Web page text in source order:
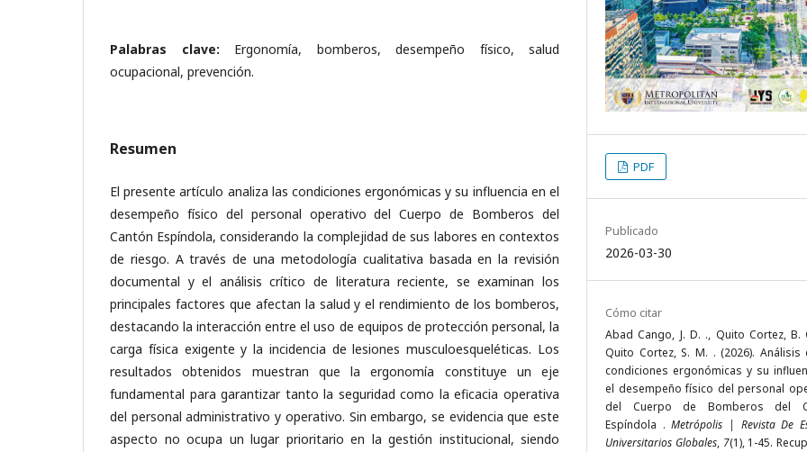
Palabras clave: Ergonomía, bomberos, desempeño físico, salud
ocupacional, prevención.
Resumen
El presente artículo analiza las condiciones ergonómicas y su influencia en el
desempeño físico del personal operativo del Cuerpo de Bomberos del
Cantón Espíndola, considerando la complejidad de sus labores en contextos
de riesgo. A través de una metodología cualitativa basada en la revisión
documental y el análisis crítico de literatura reciente, se examinan los
principales factores que afectan la salud y el rendimiento de los bomberos,
destacando la interacción entre el uso de equipos de protección personal, la
carga física exigente y la incidencia de lesiones musculoesqueléticas. Los
resultados obtenidos muestran que la ergonomía constituye un eje
fundamental para garantizar tanto la seguridad como la eficacia operativa
del personal administrativo y operativo. Sin embargo, se evidencia que este
aspecto no ocupa un lugar prioritario en la gestión institucional, siendo
PDF
Publicado
2026-03-30
Cómo citar
Abad Cango, J. D. ., Quito Cortez, B.
Quito Cortez, S. M. . (2026). Análisis
condiciones ergonómicas y su
el desempeño físico del personal
del Cuerpo de Bomberos del
Espíndola .Metrópolis | Revista De
Universitarios Globales, 7(1), 1-45.